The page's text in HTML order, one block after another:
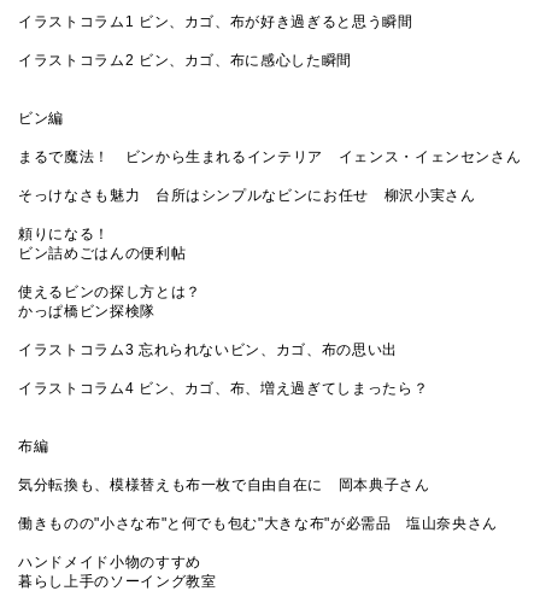
イラストコラム1 ビン、カゴ、布が好き過ぎると思う瞬間
イラストコラム2 ビン、カゴ、布に感心した瞬間
ビン編
まるで魔法！ ビンから生まれるインテリア イェンス・イェンセンさん
そっけなさも魅力 台所はシンプルなビンにお任せ 柳沢小実さん
頼りになる！
ビン詰めごはんの便利帖
使えるビンの探し方とは？
かっぱ橋ビン探検隊
イラストコラム3 忘れられないビン、カゴ、布の思い出
イラストコラム4 ビン、カゴ、布、増え過ぎてしまったら？
布編
気分転換も、模様替えも布一枚で自由自在に 岡本典子さん
働きものの"小さな布"と何でも包む"大きな布"が必需品 塩山奈央さん
ハンドメイド小物のすすめ
暮らし上手のソーイング教室